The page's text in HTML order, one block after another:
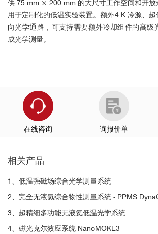
供 75 mm × 200 mm 的大尺寸工作空间和开放
用于定制化的低温实验装置。额外4 K 冷源、
向光学通路，可支持需要额外冷却组件的高级
成光学测量。
样品位移
另外，我们还可提供电学样品座，用户可
样品座上的 16 个针脚上，该样品座配备有柔性
评，并获得了当年的R&D100大奖。OptiCool
便用户进行电学测量和栅压调控实验。
参考文献：
https://qd-china.com/zh/news/detail/
■Science：扭曲二维材料磁性
在线咨询 询报价单
相关产品
1、低温强磁场综合光学测量系统
2、完全无液氦综合物性测量系统 - PPMS
3、超精细多功能无液氦低温光学系统
4、磁光克尔效应系统-NanoMOKE3